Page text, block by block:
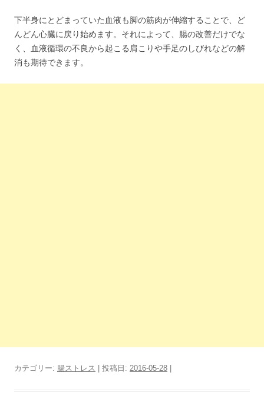
下半身にとどまっていた血液も脚の筋肉が伸縮することで、ど
んどん心臓に戻り始めます。それによって、腸の改善だけでな
く、血液循環の不良から起こる肩こりや手足のしびれなどの解
消も期待できます。
カテゴリー: 腸ストレス | 投稿日: 2016-05-28